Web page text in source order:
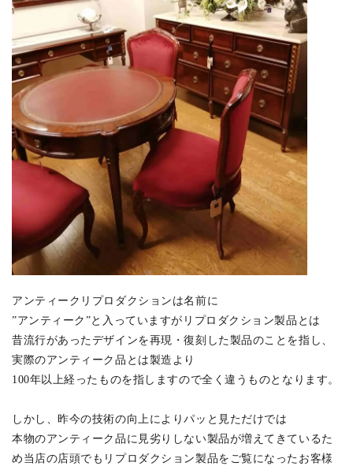
アンティークリプロダクションは名前に
”アンティーク”と入っていますがリプロダクション製品とは
昔流行があったデザインを再現・復刻した製品のことを指し、
実際のアンティーク品とは製造より
100年以上経ったものを指しますので全く違うものとなります。
しかし、昨今の技術の向上によりパッと見ただけでは
本物のアンティーク品に見劣りしない製品が増えてきているた
め当店の店頭でもリプロダクション製品をご覧になったお客様